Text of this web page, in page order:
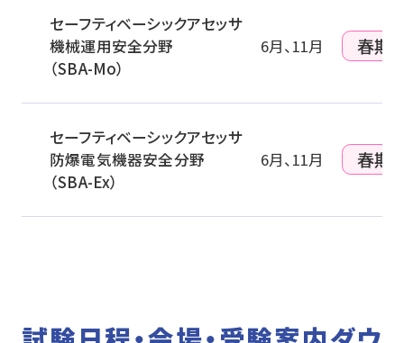
セーフティベーシックアセッサ
機械運用安全分野
（SBA-Mo）
6月、11月 春期
セーフティベーシックアセッサ
防爆電気機器安全分野
（SBA-Ex）
6月、11月 春期